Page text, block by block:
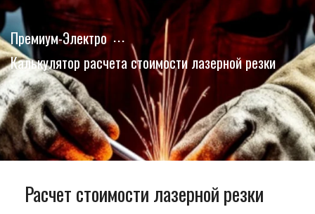
Премиум-Электро
Калькулятор расчета стоимости лазерной резки
Расчет стоимости лазерной резки